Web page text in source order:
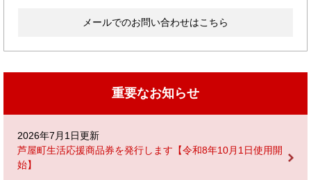
メールでのお問い合わせはこちら
重要なお知らせ
2026年7月1日更新
芦屋町生活応援商品券を発行します【令和8年10月1日使用開
始】